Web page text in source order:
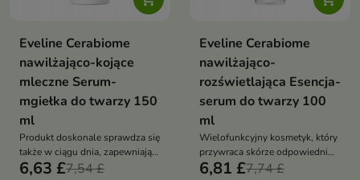
Eveline Cerabiome
nawilżająco-kojące
mleczne Serum-
mgiełka do twarzy 150
ml
Produkt doskonale sprawdza się
także w ciągu dnia, zapewniając
natychmiastowe odświeżenie i
6,63 £7,54 £
Eveline Cerabiome
nawilżająco-
rozświetlająca Esencja-
serum do twarzy 100
ml
Wielofunkcyjny kosmetyk, który
przywraca skórze odpowiedni
poziom nawilżenia, wspiera
6,81 £7,74 £